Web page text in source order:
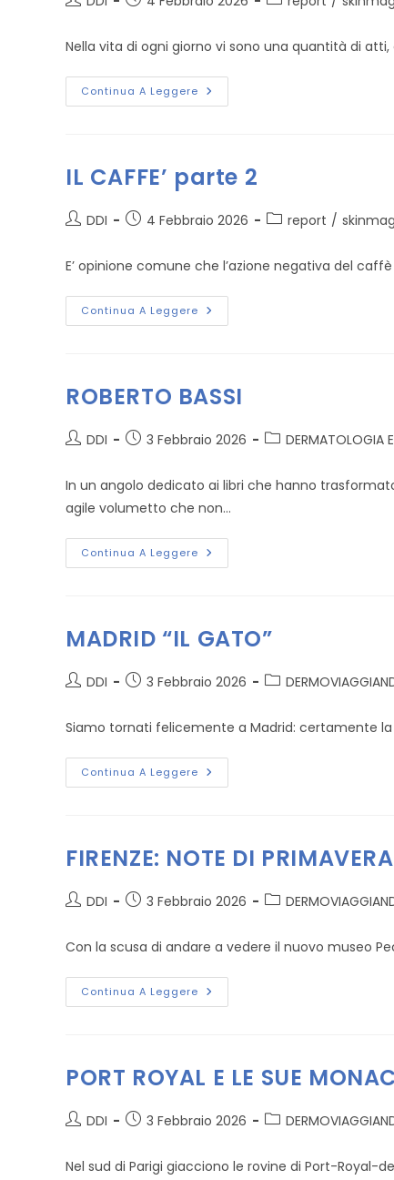
Basi
Neurofisiologiche
Nella vita di ogni giorno vi sono una quantità di
Continua A Leggere IL
CAFFÈ
IL CAFFE’ parte 2
Autore
DDI
Articolo4 Febbraio 2026
Categoria
report /
E’ opinione comune che l’azione negativa del
Continua A Leggere IL
CAFFE’
ROBERTO BASSI
Autore
DDI
Articolo
3 Febbraio 2026
Categoria
DERMATOLOGIA
In un angolo dedicato ai libri che hanno
agile volumetto che non…
Continua A Leggere ROBERTO
BASSI
MADRID “IL GATO”
Autore
DDI
Articolo
3 Febbraio 2026
Categoria
Siamo tornati felicemente a Madrid: certamente
Continua A Leggere MADRID
“IL
FIRENZE: NOTE DI PRIMAVERA
Autore
DDI
Articolo
3 Febbraio 2026
Categoria
Con la scusa di andare a vedere il nuovo museo
Continua A Leggere FIRENZE:
NOTE
PORT ROYAL E LE SUE
Autore
DDI
Articolo
3 Febbraio 2026
Categoria
Nel sud di Parigi giacciono le rovine di Port-Royal-